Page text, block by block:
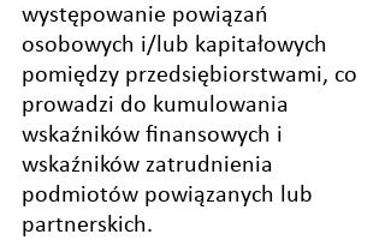
występowanie powiązań
osobowych i/lub kapitałowych
pomiędzy przedsiębiorstwami, co
prowadzi do kumulowania
wskaźników finansowych i
wskaźników zatrudnienia
podmiotów powiązanych lub
partnerskich.